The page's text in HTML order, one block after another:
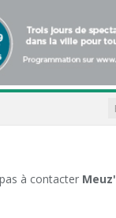
à contacter